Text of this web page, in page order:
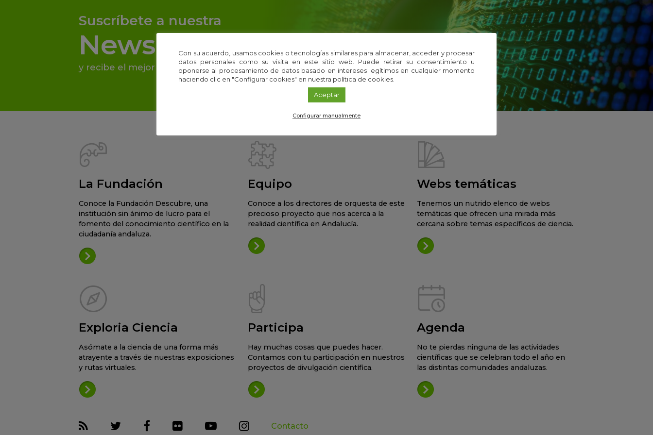
Suscríbete a nuestra
Newsletter
y recibe el mejor contenido de i+Descubre directo a tu email
La Fundación
Conoce la Fundación Descubre, una
institución sin ánimo de lucro para el
fomento del conocimiento científico en la
ciudadanía andaluza.
Equipo
Conoce a los directores de orquesta de este
precioso proyecto que nos acerca a la
realidad científica en Andalucía.
Webs temáticas
Tenemos un nutrido elenco de webs
temáticas que ofrecen una mirada más
cercana sobre temas específicos de ciencia.
Exploria Ciencia
Asómate a la ciencia de una forma más
atrayente a través de nuestras exposiciones
y rutas virtuales.
Participa
Hay muchas cosas que puedes hacer.
Contamos con tu participación en nuestros
proyectos de divulgación científica.
Agenda
No te pierdas ninguna de las actividades
científicas que se celebran todo el año en
las distintas comunidades andaluzas.
Contacto
Con su acuerdo, usamos cookies o tecnologías similares para almacenar, acceder y procesar
datos personales como su visita en este sitio web. Puede retirar su consentimiento u
oponerse al procesamiento de datos basado en intereses legítimos en cualquier momento
haciendo clic en "Configurar cookies" en nuestra política de cookies.
Aceptar
Configurar manualmente